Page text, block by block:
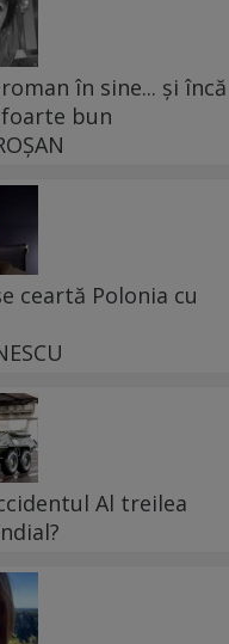
în sine... și încă
bun
ceartă Polonia cu
Al treilea